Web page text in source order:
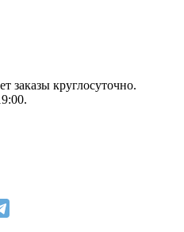
заказы круглосуточно.